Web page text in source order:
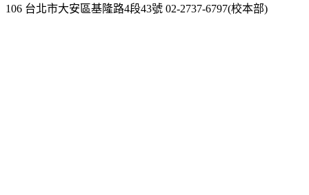
106 台北市大安區基隆路4段43號 02-2737-6797(校本部)